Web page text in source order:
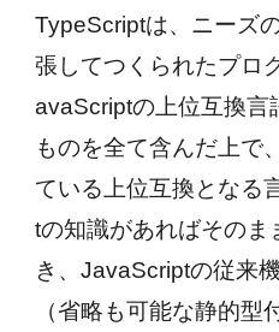
TypeScriptは、ニーズ
張してつくられたプロ
avaScriptの上位互換言
ものを全て含んだ上で
ている上位互換となる
tの知識があればそのま
き、JavaScriptの従来
（省略も可能な静的型